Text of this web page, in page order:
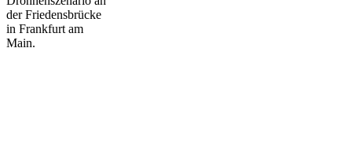
der Friedensbrücke
in Frankfurt am
Main.